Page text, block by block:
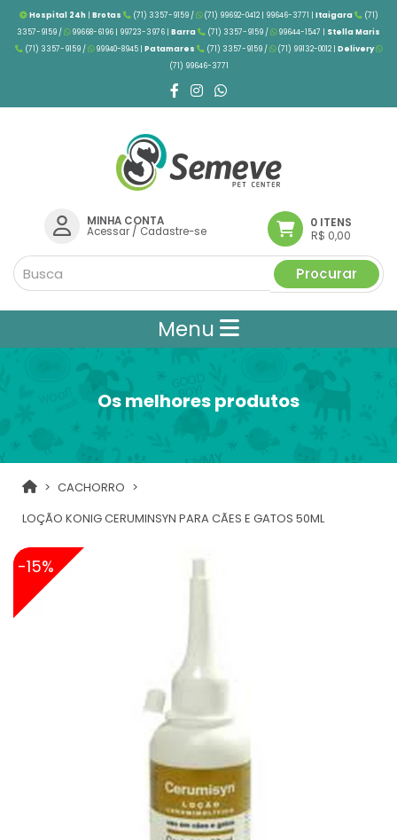
Hospital 24h| Brotas (71) 3357-9159 / (71) 99692-0412 | 99646-3771 | Itaigara
(71)
3357-9159 /
99668-6196 | 99723-3976 | Barra (71) 3357-9159 / 99644-1547 | Stella Maris
(71) 3357-9159 /
99940-8945 | Patamares (71) 3357-9159 / (71) 99132-0012 | Delivery
(71) 99646-3771
MINHA CONTA
Acessar/ Cadastre-se
0 ITENS
R$ 0,00
Procurar
Menu
Os melhores produtos
CACHORRO
LOÇÃO KONIG CERUMINSYN PARA CÃES E GATOS 50ML
-15%